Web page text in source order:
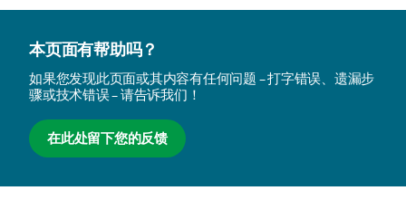
本页面有帮助吗？
如果您发现此页面或其内容有任何问题 – 打字错误、遗漏步
骤或技术错误 – 请告诉我们！
在此处留下您的反馈